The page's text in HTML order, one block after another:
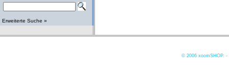
Erweiterte Suche »
© 2006 xoomSHOP. -